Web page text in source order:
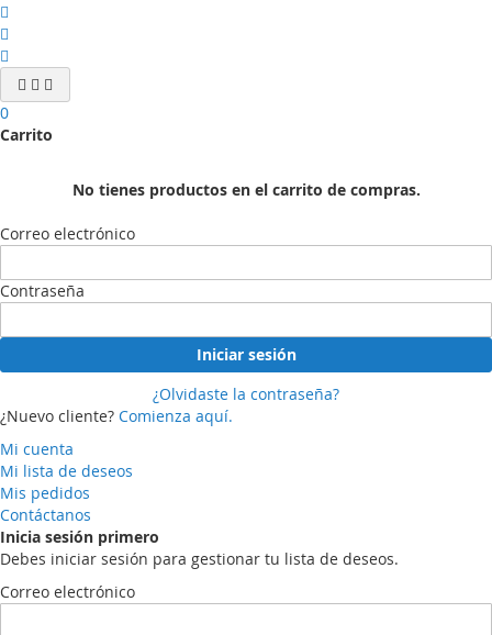
0
Carrito
No tienes productos en el carrito de compras.
Correo electrónico
Contraseña
Iniciar sesión
¿Olvidaste la contraseña?
¿Nuevo cliente? Comienza aquí.
Mi cuenta
Mi lista de deseos
Mis pedidos
Contáctanos
Inicia sesión primero
Debes iniciar sesión para gestionar tu lista de deseos.
Correo electrónico